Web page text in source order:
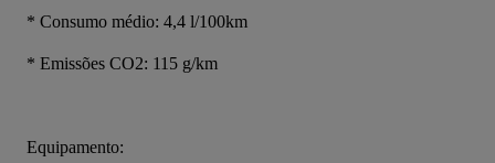
* Consumo médio: 4,4 l/100km
* Emissões CO2: 115 g/km
Equipamento: